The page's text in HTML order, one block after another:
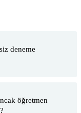
deneme
öğretmen